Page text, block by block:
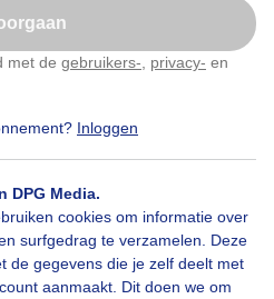
met de gebruikers- privacy- en
Inloggen
DPG Media.
cookies om informatie over
surfgedrag te verzamelen. Deze
de gegevens die je zelf deelt met
aanmaakt. Dit doen we om
05-2026, 35x bekeken
aan te passen